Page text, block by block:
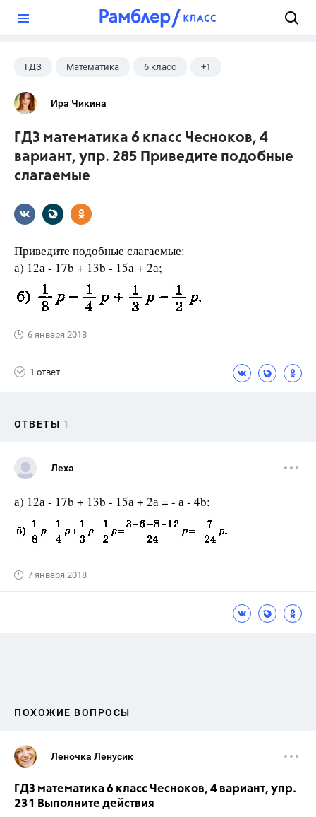
ГДЗ Математика 6 класс +1
Чесноков А.С.
Ира Чикина
ГДЗ математика 6 класс Чесноков, 4
вариант, упр. 285 Приведите подобные
слагаемые
Приведите подобные слагаемые:
а) 12а - 17b + 13b - 15а + 2а;
6 января 2018
1 ответ
ОТВЕТЫ 1
Леха
а) 12а - 17b + 13b - 15а + 2а = - а - 4b;
7 января 2018
ПОХОЖИЕ ВОПРОСЫ
Леночка Ленусик
ГДЗ математика 6 класс Чесноков, 4 вариант, упр.
231 Выполните действия